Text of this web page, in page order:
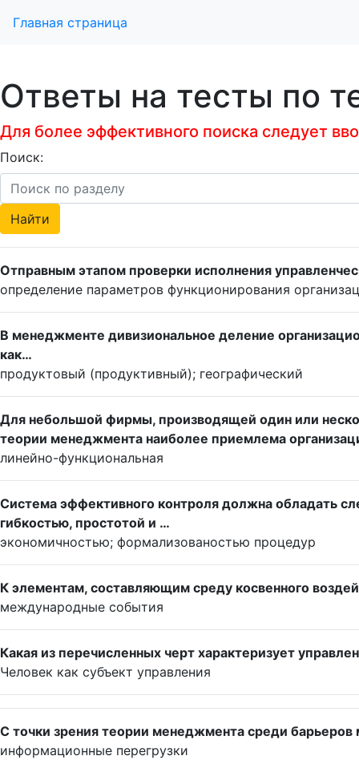
Главная страница
Ответы на тесты по
Для более эффективного поиска следует
Поиск:
Отправным этапом проверки исполнения
определение параметров функционирования
В менеджменте дивизиональное деление
как…
продуктовый (продуктивный); географический
Для небольшой фирмы, производящей один или
теории менеджмента наиболее приемлема
линейно-функциональная
Система эффективного контроля должна обладать
гибкостью, простотой и …
экономичностью; формализованостью процедур
К элементам, составляющим среду косвенного
международные события
Какая из перечисленных черт характеризует
Человек как субъект управления
С точки зрения теории менеджмента среди
информационные перегрузки